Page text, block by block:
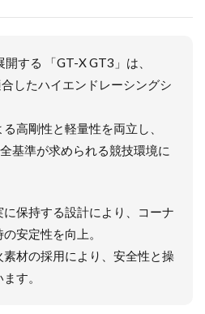
開する 「GT-X GT3」は、
したハイエンドレーシングシ
高剛性と軽量性を両立し、
基準が求められる競技環境に
に保持する設計により、コーナ
安定性を向上。
材の採用により、安全性と操
す。